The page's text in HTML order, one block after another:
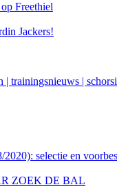
Freethiel
Jackers!
| trainingsnieuws |
selectie en
ZOEK DE BAL